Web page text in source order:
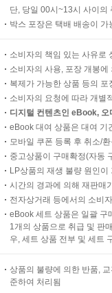
단, 당일 00시~13시 사이의
박스 포장은 택배 배송이
소비자의 책임 있는 사유로
소비자의 사용, 포장 개봉
복제가 가능한 상품 등의
소비자의 요청에 따라 개별
디지털 컨텐츠인 eBook,
eBook 대여 상품은 대여 기
모바일 쿠폰 등록 후 취소/
중고상품이 구매확정(자동
LP상품의 재생 불량 원인
시간의 경과에 의해 재판매
전자상거래 등에서의 소비
eBook 세트 상품은 일괄 구
1개의 상품으로 취급 및 판
우, 세트 상품 전부 및 세트
상품의 불량에 의한 반품,
준하여 처리됨